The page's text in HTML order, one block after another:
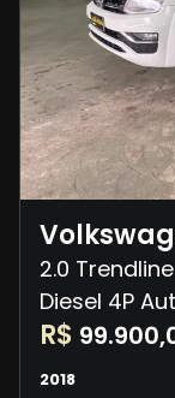
2.0
Diesel 4P
R$
2018